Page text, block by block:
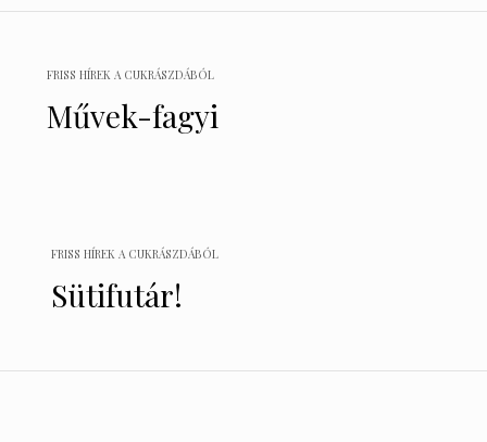
navigáció
FRISS HÍREK A CUKRÁSZDÁBÓL
Művek-fagyi
FRISS HÍREK A CUKRÁSZDÁBÓL
Sütifutár!